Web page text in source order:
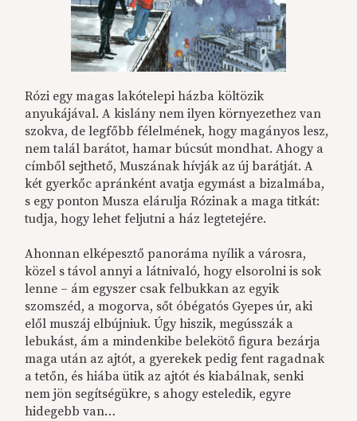
Rózi egy magas lakótelepi házba költözik
anyukájával. A kislány nem ilyen környezethez van
szokva, de legfőbb félelmének, hogy magányos lesz,
nem talál barátot, hamar búcsút mondhat. Ahogy a
címből sejthető, Muszának hívják az új barátját. A
két gyerkőc apránként avatja egymást a bizalmába,
s egy ponton Musza elárulja Rózinak a maga titkát:
tudja, hogy lehet feljutni a ház legtetejére.
Ahonnan elképesztő panoráma nyílik a városra,
közel s távol annyi a látnivaló, hogy elsorolni is sok
lenne – ám egyszer csak felbukkan az egyik
szomszéd, a mogorva, sőt óbégatós Gyepes úr, aki
elől muszáj elbújniuk. Úgy hiszik, megússzák a
lebukást, ám a mindenkibe belekötő figura bezárja
maga után az ajtót, a gyerekek pedig fent ragadnak
a tetőn, és hiába ütik az ajtót és kiabálnak, senki
nem jön segítségükre, s ahogy esteledik, egyre
hidegebb van…